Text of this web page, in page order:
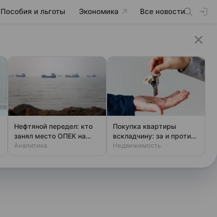
Пособия и льготы Экономика Все новости
Нефтяной передел: кто
занял место ОПЕК на
мировой арене
Аналитика
Покупка квартиры
вскладчину: за и против
по мнению россиян
Недвижимость